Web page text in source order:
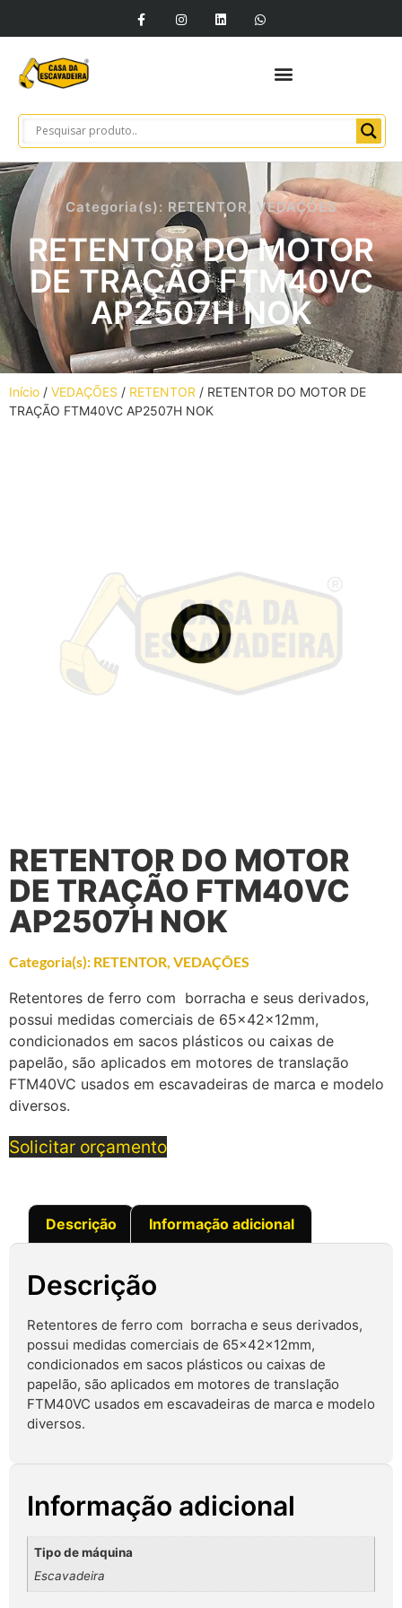
Categoria(s): RETENTOR,VEDAÇÕES
RETENTOR DO MOTOR
DE TRAÇÃO FTM40VC
AP2507H NOK
Início / VEDAÇÕES / RETENTOR / RETENTOR DO MOTOR DE
TRAÇÃO FTM40VC AP2507H NOK
RETENTOR DO MOTOR
DE TRAÇÃO FTM40VC
AP2507H NOK
Categoria(s): RETENTOR, VEDAÇÕES
Retentores de ferro com borracha e seus derivados,
possui medidas comerciais de 65x42x12mm,
condicionados em sacos plásticos ou caixas de
papelão, são aplicados em motores de translação
FTM40VC usados em escavadeiras de marca e modelo
diversos.
Solicitar orçamento
Descrição Informação adicional
Descrição
Retentores de ferro com borracha e seus derivados,
possui medidas comerciais de 65x42x12mm,
condicionados em sacos plásticos ou caixas de
papelão, são aplicados em motores de translação
FTM40VC usados em escavadeiras de marca e modelo
diversos.
Informação adicional
Tipo de máquina
Escavadeira